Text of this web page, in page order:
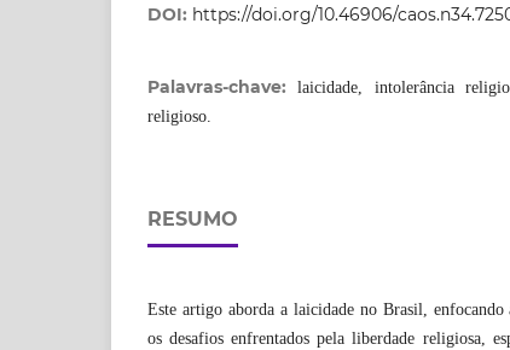
DOI: https://doi.org/10.46906/
Palavras-chave:laicidade, intolerância
religioso.
RESUMO
Este artigo aborda a laicidade no Brasil, enfocando
os desafios enfrentados pela liberdade religiosa,